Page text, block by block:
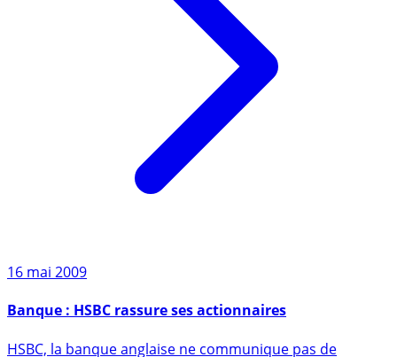
16 mai 2009
Banque : HSBC rassure ses actionnaires